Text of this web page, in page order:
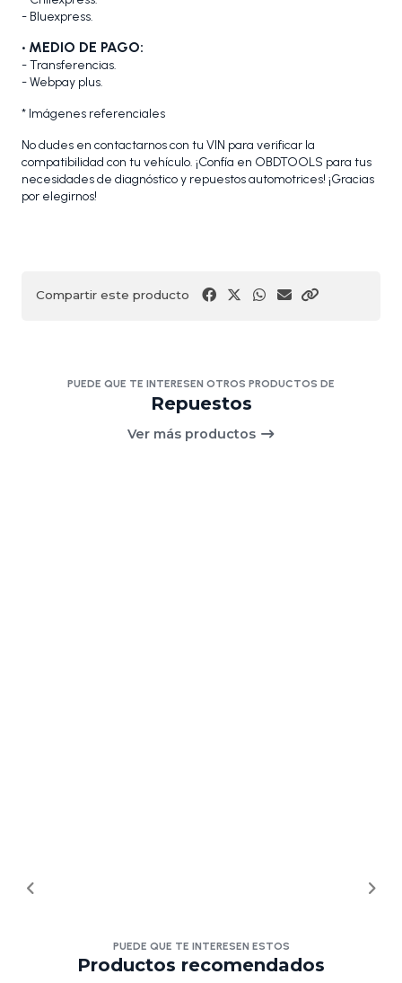
- Bluexpress.
• MEDIO DE PAGO:
- Transferencias.
- Webpay plus.
* Imágenes referenciales
No dudes en contactarnos con tu VIN para verificar la
compatibilidad con tu vehículo. ¡Confía en OBDTOOLS para tus
necesidades de diagnóstico y repuestos automotrices! ¡Gracias
por elegirnos!
Compartir este producto
PUEDE QUE TE INTERESEN OTROS PRODUCTOS DE
Repuestos
Ver más productos
PUEDE QUE TE INTERESEN ESTOS
Productos recomendados